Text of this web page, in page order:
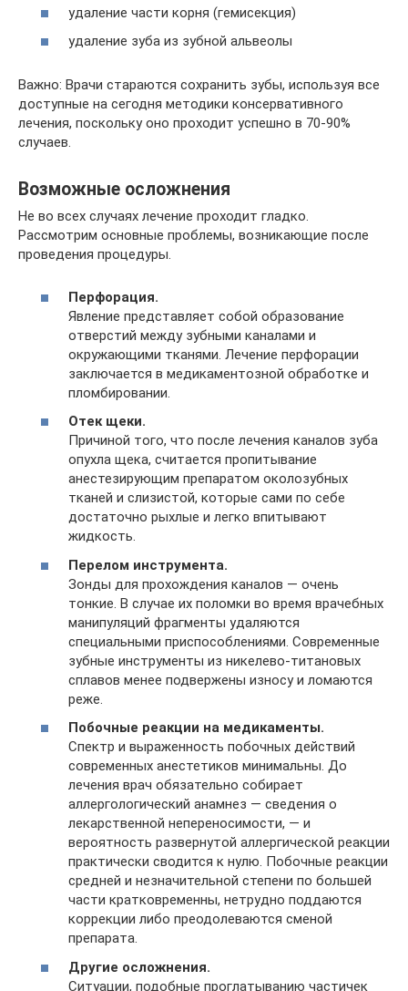
удаление части корня (гемисекция)
удаление зуба из зубной альвеолы
Важно: Врачи стараются сохранить зубы, используя все
доступные на сегодня методики консервативного
лечения, поскольку оно проходит успешно в 70-90%
случаев.
Возможные осложнения
Не во всех случаях лечение проходит гладко.
Рассмотрим основные проблемы, возникающие после
проведения процедуры.
Перфорация.
Явление представляет собой образование
отверстий между зубными каналами и
окружающими тканями. Лечение перфорации
заключается в медикаментозной обработке и
пломбировании.
Отек щеки.
Причиной того, что после лечения каналов зуба
опухла щека, считается пропитывание
анестезирующим препаратом околозубных
тканей и слизистой, которые сами по себе
достаточно рыхлые и легко впитывают
жидкость.
Перелом инструмента.
Зонды для прохождения каналов — очень
тонкие. В случае их поломки во время врачебных
манипуляций фрагменты удаляются
специальными приспособлениями. Современные
зубные инструменты из никелево-титановых
сплавов менее подвержены износу и ломаются
реже.
Побочные реакции на медикаменты.
Спектр и выраженность побочных действий
современных анестетиков минимальны. До
лечения врач обязательно собирает
аллергологический анамнез — сведения о
лекарственной непереносимости, — и
вероятность развернутой аллергической реакции
практически сводится к нулю. Побочные реакции
средней и незначительной степени по большей
части кратковременны, нетрудно поддаются
коррекции либо преодолеваются сменой
препарата.
Другие осложнения.
Ситуации, подобные проглатыванию частичек